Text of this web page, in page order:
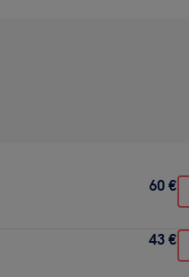
60 €
43 €